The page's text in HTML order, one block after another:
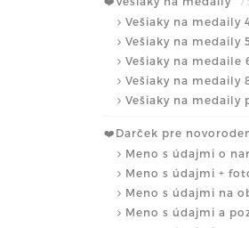
Vešiaky na medaily
Vešiaky na medaily
Vešiaky na medaile
Vešiaky na medaily
Vešiaky na medaily
❤️Darček pre
Meno s údajmi o
Meno s údajmi +
Meno s údajmi na
Meno s údajmi a